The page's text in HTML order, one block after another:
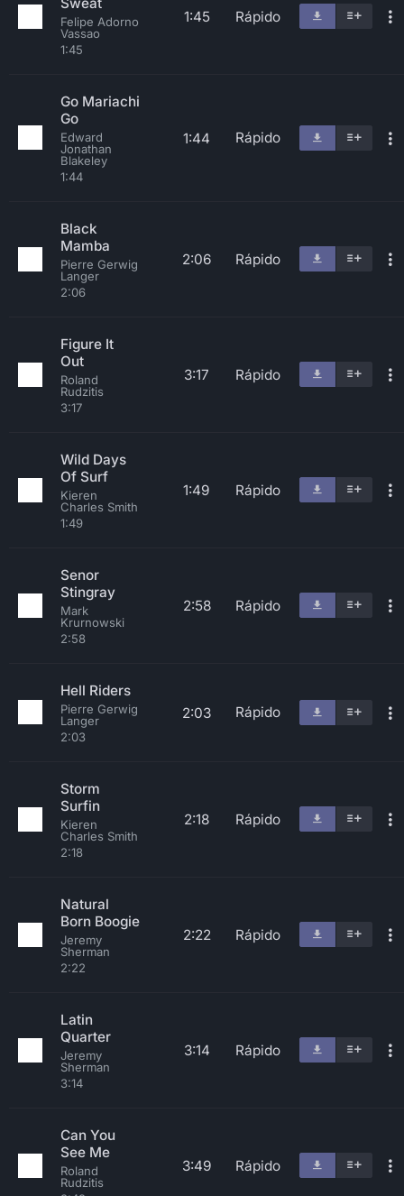
Felipe Adorno
Vassao
1:45
1:45 Rápido
Go Mariachi
Go
Edward
Jonathan
Blakeley
1:44
1:44 Rápido
Black
Mamba
Pierre Gerwig
Langer
2:06
2:06 Rápido
Figure It
Out
Roland
Rudzitis
3:17
3:17 Rápido
Wild Days
Of Surf
Kieren
Charles Smith
1:49
1:49 Rápido
Senor
Stingray
Mark
Krurnowski
2:58
2:58 Rápido
Hell Riders
Pierre Gerwig
Langer
2:03
2:03 Rápido
Storm
Surfin
Kieren
Charles Smith
2:18
2:18 Rápido
Natural
Born Boogie
Jeremy
Sherman
2:22
2:22 Rápido
Latin
Quarter
Jeremy
Sherman
3:14
3:14 Rápido
Can You
See Me
Roland
Rudzitis
3:49 Rápido